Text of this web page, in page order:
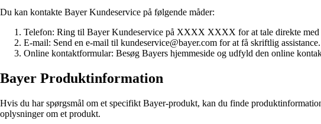
Du kan kontakte Bayer Kundeservice på følgende måder:
Telefon: Ring til Bayer Kundeservice på XXXX XXXX for at tale direkte med
E-mail: Send en e-mail til kundeservice@bayer.com for at få skriftlig assistance.
Online kontaktformular: Besøg Bayers hjemmeside og udfyld den online
Bayer Produktinformation
Hvis du har spørgsmål om et specifikt Bayer-produkt, kan du finde
oplysninger om et produkt.